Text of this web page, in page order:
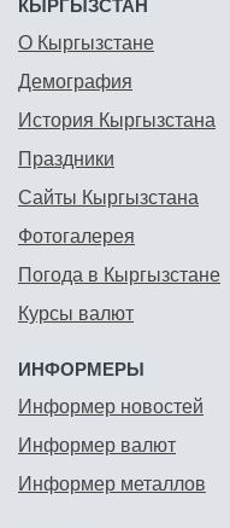
КЫРГЫЗСТАН
О Кыргызстане
Демография
История Кыргызстана
Праздники
Сайты Кыргызстана
Фотогалерея
Погода в Кыргызстане
Курсы валют
ИНФОРМЕРЫ
Информер новостей
Информер валют
Информер металлов